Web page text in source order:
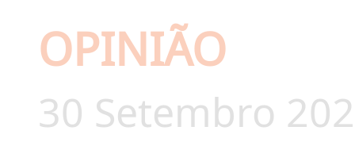
OPINIÃO
30 Setembro